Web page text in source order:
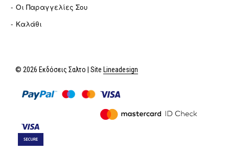
Οι Παραγγελίες Σου
Καλάθι
© 2026 Εκδόσεις Σαλτο | Site Lineadesign